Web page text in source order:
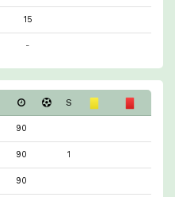
15
-
S
90
90 1
90